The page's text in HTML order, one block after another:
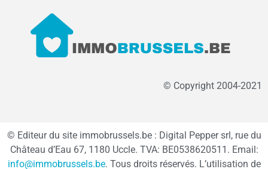
© Copyright 2004-2021
© Editeur du site immobrussels.be : Digital Pepper srl, rue du
Château d’Eau 67, 1180 Uccle. TVA: BE0538620511. Email:
info@immobrussels.be. Tous droits réservés. L’utilisation de